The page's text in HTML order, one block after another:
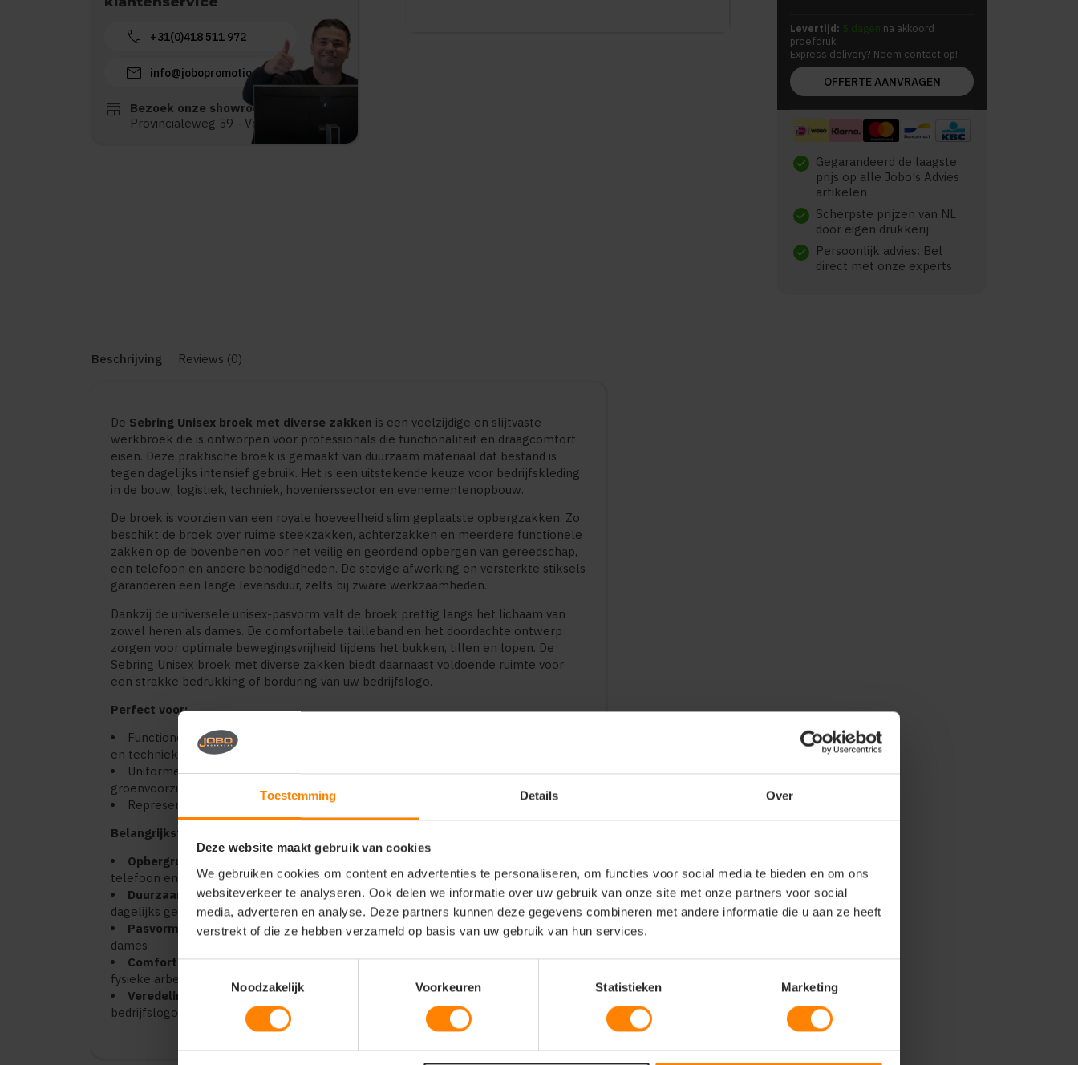
Toestemming Details Over
Deze website maakt gebruik van cookies
We gebruiken cookies om content en advertenties te personaliseren, om functies voor social media te bieden en om ons
websiteverkeer te analyseren. Ook delen we informatie over uw gebruik van onze site met onze partners voor social
media, adverteren en analyse. Deze partners kunnen deze gegevens combineren met andere informatie die u aan ze heeft
verstrekt of die ze hebben verzameld op basis van uw gebruik van hun services.
Noodzakelijk
Voorkeuren Statistieken Marketing
call +31(0)418 511 972
mail info@jobopromotions.nl
store
Bezoek onze showroom:
Provincialeweg 59 - Velddriel
Levertijd: 5 dagen na akkoord
proefdruk
Express delivery? Neem contact op!
OFFERTE AANVRAGEN
check Gegarandeerd de laagste
prijs op alle Jobo's Advies
artikelen
check Scherpste prijzen van NL
door eigen drukkerij
check
Persoonlijk advies: Bel
direct met onze experts
Beschrijving Reviews (0)
De Sebring Unisex broek met diverse zakken is een veelzijdige en slijtvaste
werkbroek die is ontworpen voor professionals die functionaliteit en draagcomfort
eisen. Deze praktische broek is gemaakt van duurzaam materiaal dat bestand is
tegen dagelijks intensief gebruik. Het is een uitstekende keuze voor bedrijfskleding
in de bouw, logistiek, techniek, hovenierssector en evenementenopbouw.
De broek is voorzien van een royale hoeveelheid slim geplaatste opbergzakken. Zo
beschikt de broek over ruime steekzakken, achterzakken en meerdere functionele
zakken op de bovenbenen voor het veilig en geordend opbergen van gereedschap,
een telefoon en andere benodigdheden. De stevige afwerking en versterkte stiksels
garanderen een lange levensduur, zelfs bij zware werkzaamheden.
Dankzij de universele unisex-pasvorm valt de broek prettig langs het lichaam van
zowel heren als dames. De comfortabele tailleband en het doordachte ontwerp
zorgen voor optimale bewegingsvrijheid tijdens het bukken, tillen en lopen. De
Sebring Unisex broek met diverse zakken biedt daarnaast voldoende ruimte voor
een strakke bedrukking of borduring van uw bedrijfslogo.
Perfect voor:
Functionele en duurzame werkkleding voor heren en dames in de bouw, logistiek
en techniek
Uniforme werkkleding voor installatieteams, evenementencrews en
groenvoorziening
Representatieve en praktische bedrijfskleding voor actieve vakmensen
Belangrijkste kenmerken:
Opbergruimte:
telefoon en accessoires
Duurzaamheid:Slijtvast materiaal met versterkte stiksels voor intensief
dagelijks gebruik
Pasvorm:
Rechte en comfortabele unisex-pasvorm geschikt voor heren en
dames
Comfort:Uitstekende bewegingsvrijheid tijdens actieve werkzaamheden en
fysieke arbeid
Veredeling:
Zeer geschikt voor een strakke bedrukking of borduring van een
bedrijfslogo